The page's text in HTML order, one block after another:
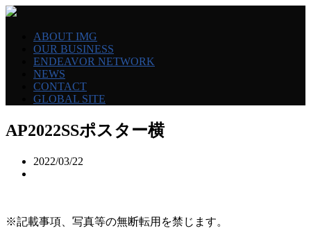
ABOUT IMG
OUR BUSINESS
ENDEAVOR NETWORK
NEWS
CONTACT
GLOBAL SITE
AP2022SSポスター横
2022/03/22
※記載事項、写真等の無断転用を禁じます。